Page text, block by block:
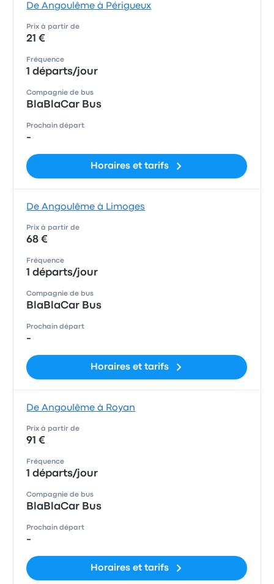
De Angoulême à Périgueux
Prix à partir de
21 €
Fréquence
1 départs/jour
Compagnie de bus
BlaBlaCar Bus
Prochain départ
-
Horaires et tarifs
De Angoulême à Limoges
Prix à partir de
68 €
Fréquence
1 départs/jour
Compagnie de bus
BlaBlaCar Bus
Prochain départ
-
Horaires et tarifs
De Angoulême à Royan
Prix à partir de
91 €
Fréquence
1 départs/jour
Compagnie de bus
BlaBlaCar Bus
Prochain départ
-
Horaires et tarifs